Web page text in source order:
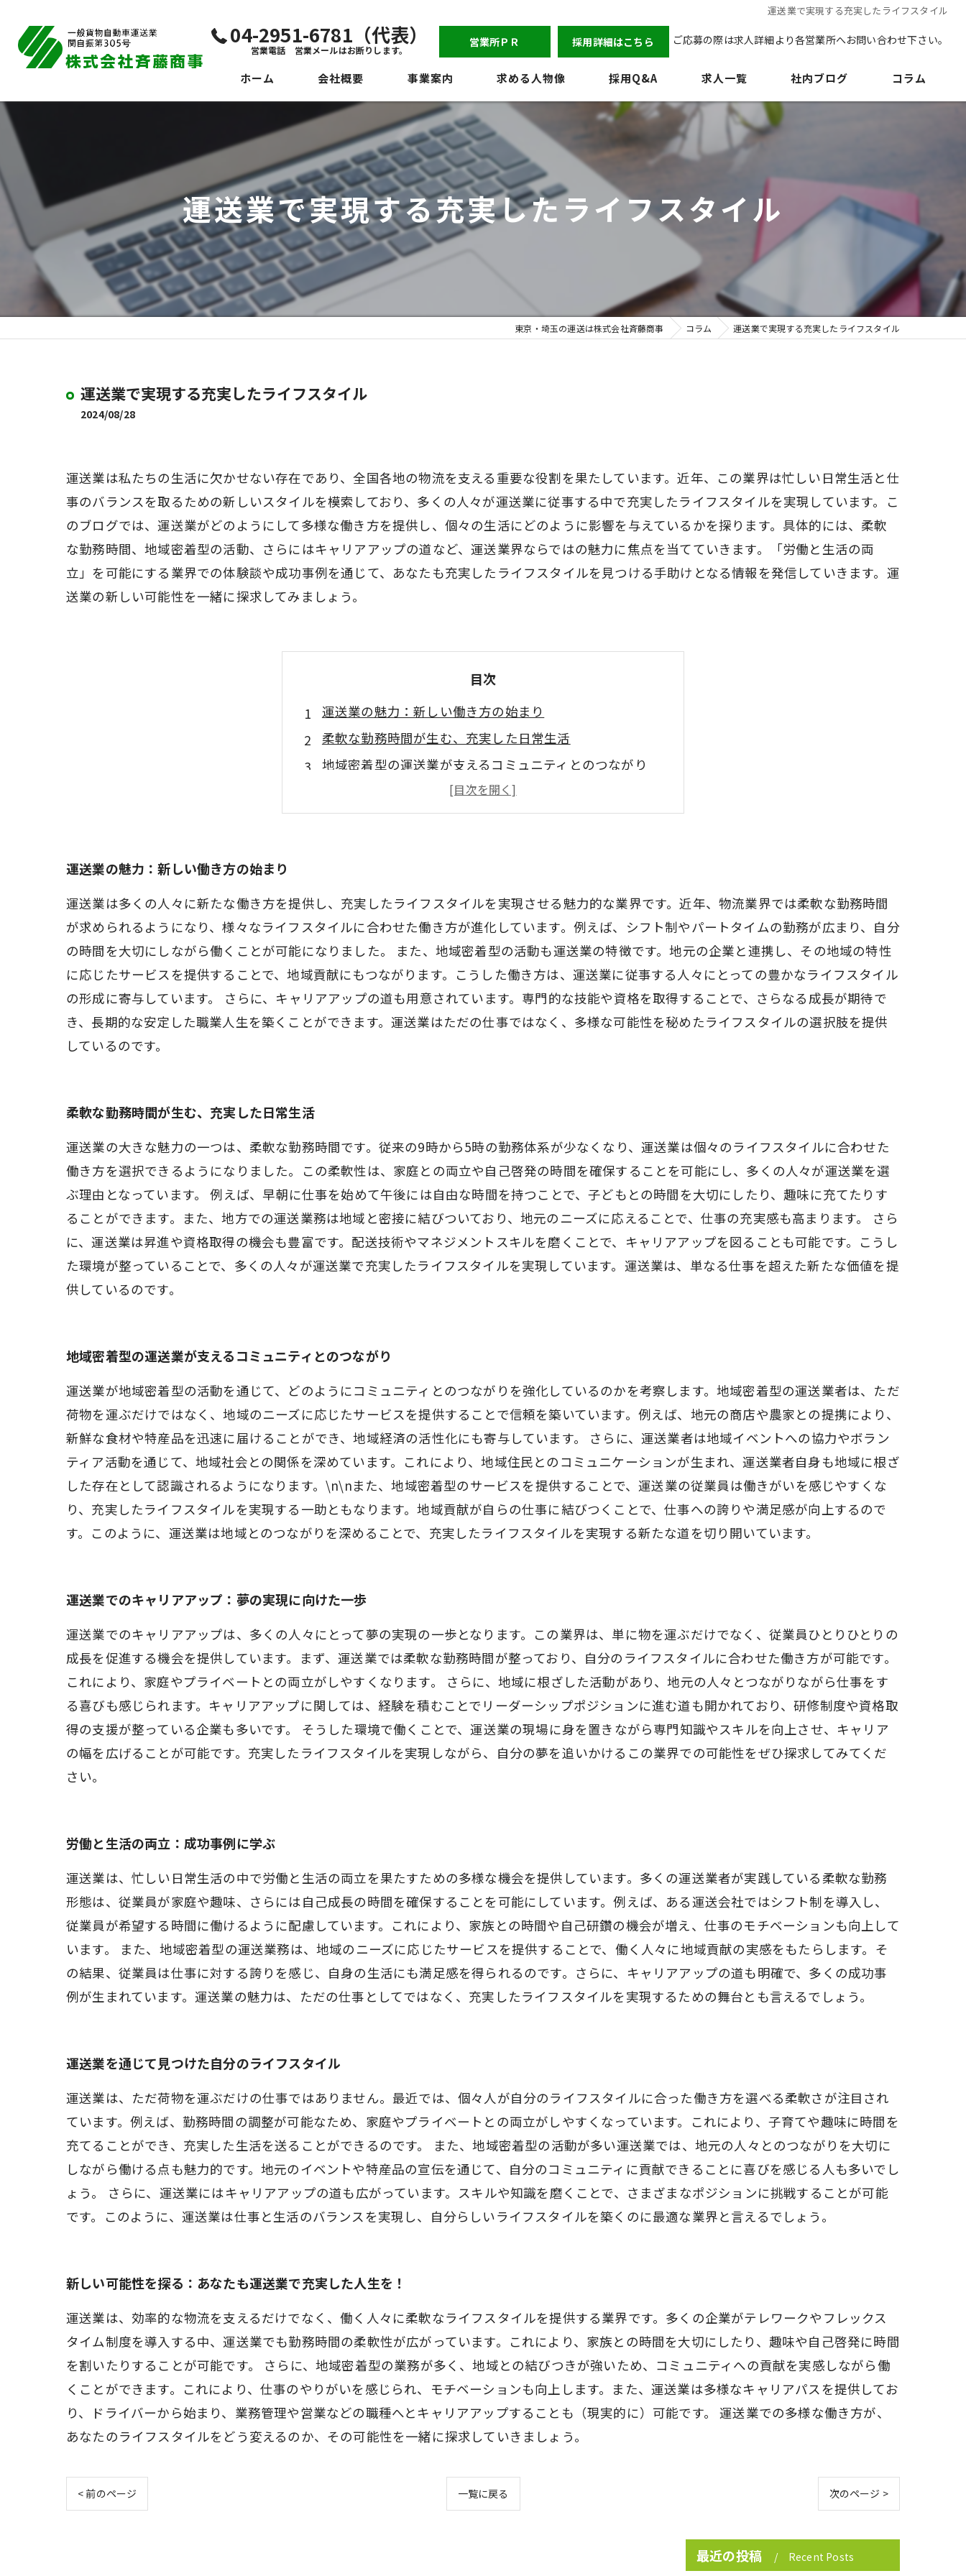
運送業で実現する充実したライフスタイル
04-2951-6781（代表）
営業電話 営業メールはお断りします。
営業所ＰＲ 採用詳細はこちら ご応募の際は求人詳細より各営業所へお問い合わせ下さい。
ホーム 会社概要
代表挨拶
ビジョン
社員紹介
事業案内 求める人物像 採用Q&A 求人一覧 社内ブログ コラム
運送業で実現する充実したライフスタイル
東京・埼玉の運送は株式会社斉藤商事 コラム 運送業で実現する充実したライフスタイル
運送業で実現する充実したライフスタイル
2024/08/28
運送業は私たちの生活に欠かせない存在であり、全国各地の物流を支える重要な役割を果たしています。近年、この業界は忙しい日常生活と仕
事のバランスを取るための新しいスタイルを模索しており、多くの人々が運送業に従事する中で充実したライフスタイルを実現しています。こ
のブログでは、運送業がどのようにして多様な働き方を提供し、個々の生活にどのように影響を与えているかを探ります。具体的には、柔軟
な勤務時間、地域密着型の活動、さらにはキャリアアップの道など、運送業界ならではの魅力に焦点を当てていきます。「労働と生活の両
立」を可能にする業界での体験談や成功事例を通じて、あなたも充実したライフスタイルを見つける手助けとなる情報を発信していきます。運
送業の新しい可能性を一緒に探求してみましょう。
目次
運送業の魅力：新しい働き方の始まり
柔軟な勤務時間が生む、充実した日常生活
地域密着型の運送業が支えるコミュニティとのつながり
運送業でのキャリアアップ：夢の実現に向けた一歩
労働と生活の両立：成功事例に学ぶ
運送業の魅力：新しい働き方の始まり
運送業は多くの人々に新たな働き方を提供し、充実したライフスタイルを実現させる魅力的な業界です。近年、物流業界では柔軟な勤務時間
が求められるようになり、様々なライフスタイルに合わせた働き方が進化しています。例えば、シフト制やパートタイムの勤務が広まり、自分
の時間を大切にしながら働くことが可能になりました。 また、地域密着型の活動も運送業の特徴です。地元の企業と連携し、その地域の特性
に応じたサービスを提供することで、地域貢献にもつながります。こうした働き方は、運送業に従事する人々にとっての豊かなライフスタイル
の形成に寄与しています。 さらに、キャリアアップの道も用意されています。専門的な技能や資格を取得することで、さらなる成長が期待で
き、長期的な安定した職業人生を築くことができます。運送業はただの仕事ではなく、多様な可能性を秘めたライフスタイルの選択肢を提供
しているのです。
柔軟な勤務時間が生む、充実した日常生活
運送業の大きな魅力の一つは、柔軟な勤務時間です。従来の9時から5時の勤務体系が少なくなり、運送業は個々のライフスタイルに合わせた
働き方を選択できるようになりました。この柔軟性は、家庭との両立や自己啓発の時間を確保することを可能にし、多くの人々が運送業を選
ぶ理由となっています。 例えば、早朝に仕事を始めて午後には自由な時間を持つことで、子どもとの時間を大切にしたり、趣味に充てたりす
ることができます。また、地方での運送業務は地域と密接に結びついており、地元のニーズに応えることで、仕事の充実感も高まります。 さら
に、運送業は昇進や資格取得の機会も豊富です。配送技術やマネジメントスキルを磨くことで、キャリアアップを図ることも可能です。こうし
た環境が整っていることで、多くの人々が運送業で充実したライフスタイルを実現しています。運送業は、単なる仕事を超えた新たな価値を提
供しているのです。
地域密着型の運送業が支えるコミュニティとのつながり
運送業が地域密着型の活動を通じて、どのようにコミュニティとのつながりを強化しているのかを考察します。地域密着型の運送業者は、ただ
荷物を運ぶだけではなく、地域のニーズに応じたサービスを提供することで信頼を築いています。例えば、地元の商店や農家との提携により、
新鮮な食材や特産品を迅速に届けることができ、地域経済の活性化にも寄与しています。 さらに、運送業者は地域イベントへの協力やボラン
ティア活動を通じて、地域社会との関係を深めています。これにより、地域住民とのコミュニケーションが生まれ、運送業者自身も地域に根ざ
した存在として認識されるようになります。\n\nまた、地域密着型のサービスを提供することで、運送業の従業員は働きがいを感じやすくな
り、充実したライフスタイルを実現する一助ともなります。地域貢献が自らの仕事に結びつくことで、仕事への誇りや満足感が向上するので
す。このように、運送業は地域とのつながりを深めることで、充実したライフスタイルを実現する新たな道を切り開いています。
運送業でのキャリアアップ：夢の実現に向けた一歩
運送業でのキャリアアップは、多くの人々にとって夢の実現の一歩となります。この業界は、単に物を運ぶだけでなく、従業員ひとりひとりの
成長を促進する機会を提供しています。まず、運送業では柔軟な勤務時間が整っており、自分のライフスタイルに合わせた働き方が可能です。
これにより、家庭やプライベートとの両立がしやすくなります。 さらに、地域に根ざした活動があり、地元の人々とつながりながら仕事をす
る喜びも感じられます。キャリアアップに関しては、経験を積むことでリーダーシップポジションに進む道も開かれており、研修制度や資格取
得の支援が整っている企業も多いです。 そうした環境で働くことで、運送業の現場に身を置きながら専門知識やスキルを向上させ、キャリア
の幅を広げることが可能です。充実したライフスタイルを実現しながら、自分の夢を追いかけるこの業界での可能性をぜひ探求してみてくだ
さい。
労働と生活の両立：成功事例に学ぶ
運送業は、忙しい日常生活の中で労働と生活の両立を果たすための多様な機会を提供しています。多くの運送業者が実践している柔軟な勤務
形態は、従業員が家庭や趣味、さらには自己成長の時間を確保することを可能にしています。例えば、ある運送会社ではシフト制を導入し、
従業員が希望する時間に働けるように配慮しています。これにより、家族との時間や自己研鑽の機会が増え、仕事のモチベーションも向上して
います。 また、地域密着型の運送業務は、地域のニーズに応じたサービスを提供することで、働く人々に地域貢献の実感をもたらします。そ
の結果、従業員は仕事に対する誇りを感じ、自身の生活にも満足感を得られるのです。さらに、キャリアアップの道も明確で、多くの成功事
例が生まれています。運送業の魅力は、ただの仕事としてではなく、充実したライフスタイルを実現するための舞台とも言えるでしょう。
運送業を通じて見つけた自分のライフスタイル
運送業は、ただ荷物を運ぶだけの仕事ではありません。最近では、個々人が自分のライフスタイルに合った働き方を選べる柔軟さが注目され
ています。例えば、勤務時間の調整が可能なため、家庭やプライベートとの両立がしやすくなっています。これにより、子育てや趣味に時間を
充てることができ、充実した生活を送ることができるのです。 また、地域密着型の活動が多い運送業では、地元の人々とのつながりを大切に
しながら働ける点も魅力的です。地元のイベントや特産品の宣伝を通じて、自分のコミュニティに貢献できることに喜びを感じる人も多いでし
ょう。 さらに、運送業にはキャリアアップの道も広がっています。スキルや知識を磨くことで、さまざまなポジションに挑戦することが可能
です。このように、運送業は仕事と生活のバランスを実現し、自分らしいライフスタイルを築くのに最適な業界と言えるでしょう。
新しい可能性を探る：あなたも運送業で充実した人生を！
運送業は、効率的な物流を支えるだけでなく、働く人々に柔軟なライフスタイルを提供する業界です。多くの企業がテレワークやフレックス
タイム制度を導入する中、運送業でも勤務時間の柔軟性が広がっています。これにより、家族との時間を大切にしたり、趣味や自己啓発に時間
を割いたりすることが可能です。 さらに、地域密着型の業務が多く、地域との結びつきが強いため、コミュニティへの貢献を実感しながら働
くことができます。これにより、仕事のやりがいを感じられ、モチベーションも向上します。また、運送業は多様なキャリアパスを提供してお
り、ドライバーから始まり、業務管理や営業などの職種へとキャリアアップすることも（現実的に）可能です。 運送業での多様な働き方が、
あなたのライフスタイルをどう変えるのか、その可能性を一緒に探求していきましょう。
< 前のページ 一覧に戻る 次のページ >
最近の投稿 Recent Posts